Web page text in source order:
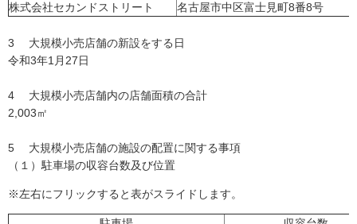
株式会社セカンドストリート
名古屋市中区富士見町8番8号
3 大規模小売店舗の新設をする日
令和3年1月27日
4 大規模小売店舗内の店舗面積の合計
2,003㎡
5 大規模小売店舗の施設の配置に関する事項
（１）駐車場の収容台数及び位置
※左右にフリックすると表がスライドします。